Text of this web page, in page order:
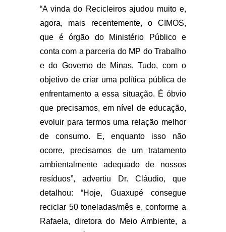
“A vinda do Recicleiros ajudou muito e,
agora, mais recentemente, o CIMOS,
que é órgão do Ministério Público e
conta com a parceria do MP do Trabalho
e do Governo de Minas. Tudo, com o
objetivo de criar uma política pública de
enfrentamento a essa situação. É óbvio
que precisamos, em nível de educação,
evoluir para termos uma relação melhor
de consumo. E, enquanto isso não
ocorre, precisamos de um tratamento
ambientalmente adequado de nossos
resíduos”, advertiu Dr. Cláudio, que
detalhou: “Hoje, Guaxupé consegue
reciclar 50 toneladas/mês e, conforme a
Rafaela, diretora do Meio Ambiente, a